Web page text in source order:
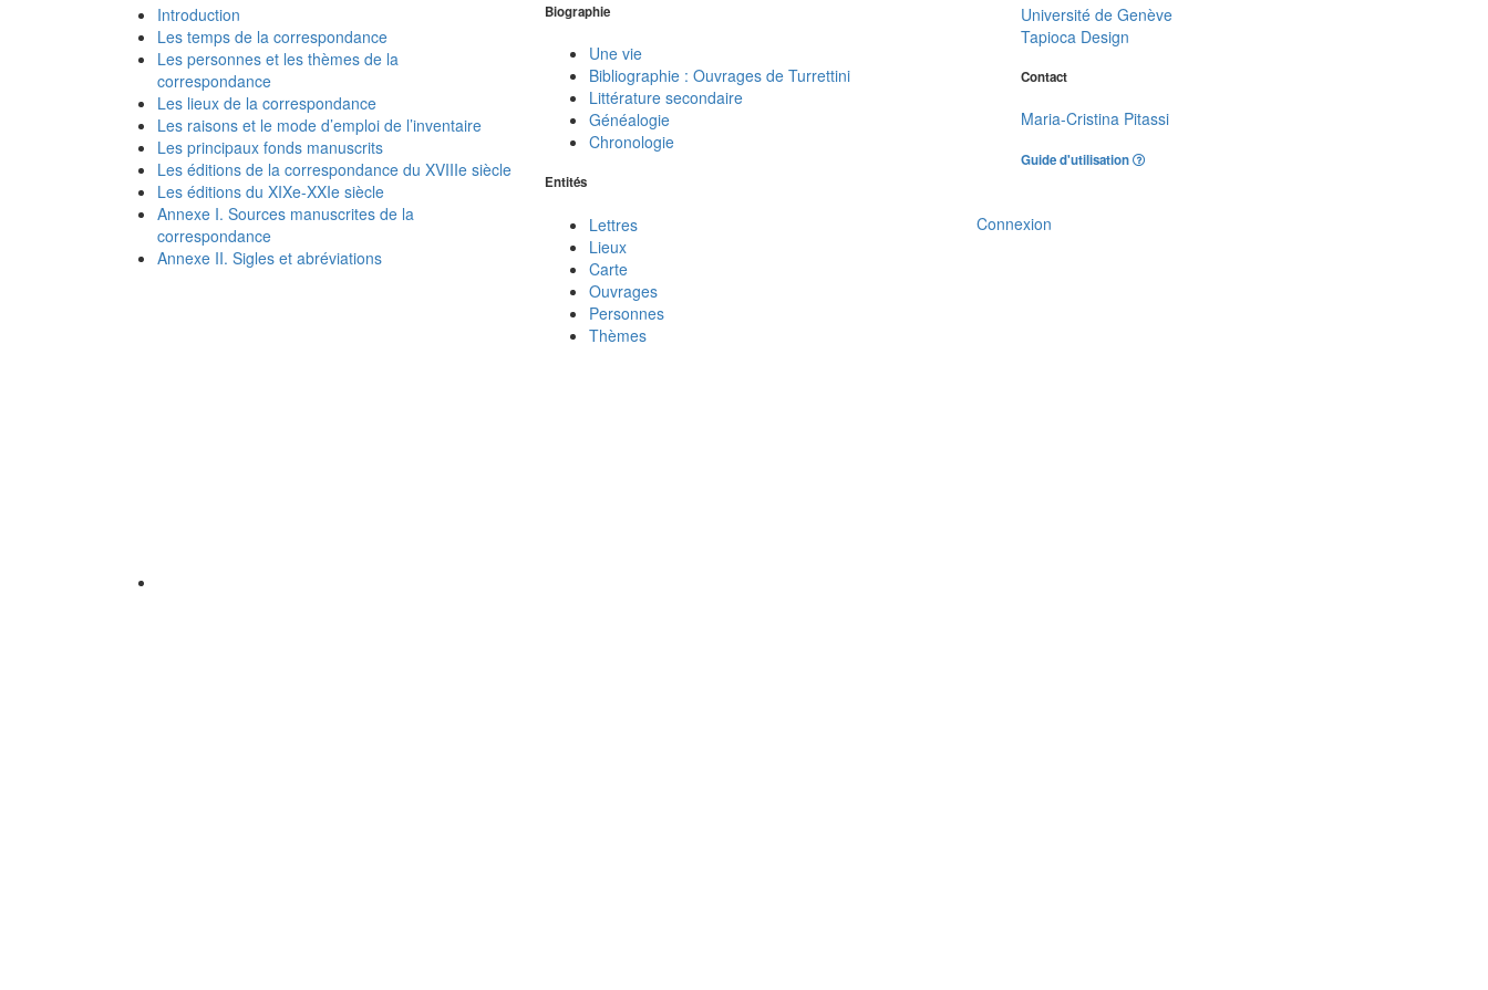
Introduction
Les temps de la correspondance
Les personnes et les thèmes de la
correspondance
Les lieux de la correspondance
Les raisons et le mode d’emploi de l’inventaire
Les principaux fonds manuscrits
Les éditions de la correspondance du XVIIIe siècle
Les éditions du XIXe-XXIe siècle
Annexe I. Sources manuscrites de la
correspondance
Annexe II. Sigles et abréviations
Biographie
Une vie
Bibliographie : Ouvrages de Turrettini
Littérature secondaire
Généalogie
Chronologie
Entités
Lettres
Lieux
Carte
Ouvrages
Personnes
Thèmes
Université de Genève
Tapioca Design
Contact
Maria-Cristina Pitassi
Guide d'utilisation
Connexion